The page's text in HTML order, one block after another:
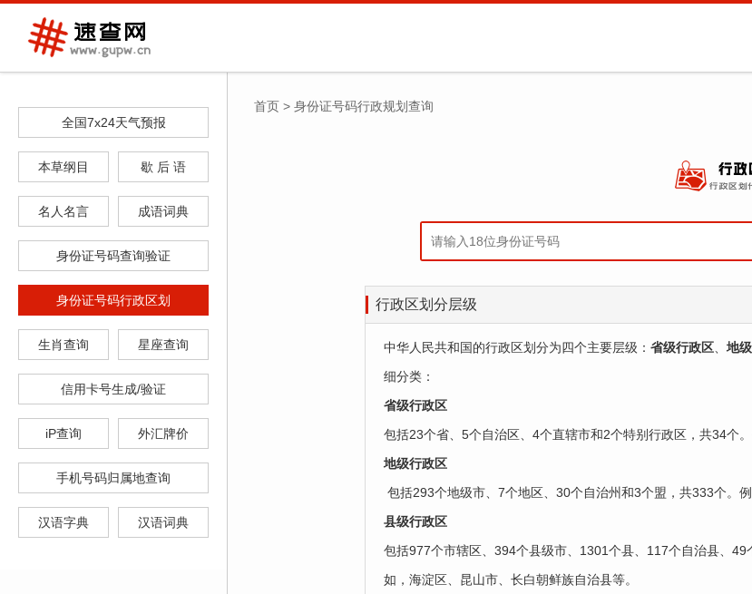
全国7x24天气预报
本草纲目 歇 后 语
名人名言 成语词典
身份证号码查询验证
身份证号码行政区划
生肖查询 星座查询
信用卡号生成/验证
iP查询 外汇牌价
手机号码归属地查询
汉语字典 汉语词典
首页 > 身份证号码行政规划查询
行政区划分层级
中华人民共和国的行政区划分为四个主要层级：‌ 省级行政区 地
细分类：‌
‌省级行政区
包括23个省、5个自治区、4个直辖市和2个特别行政区，共34个
‌地级行政区
包括293个地级市、7个地区、30个自治州和3个盟，共333个。
‌县级行政区‌
包括977个市辖区、394个县级市、1301个县、117个自治县、
如，海淀区、昆山市、长白朝鲜族自治县等。